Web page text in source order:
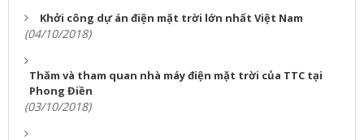
Khởi công dự án điện mặt trời lớn nhất Việt Nam
(04/10/2018)
Thăm và tham quan nhà máy điện mặt trời của TTC tại
Phong Điền
(03/10/2018)